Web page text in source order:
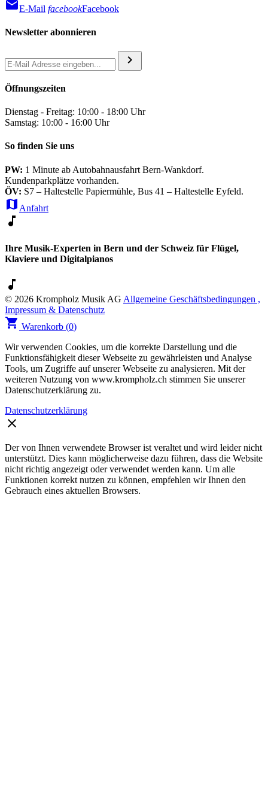
mailE-Mail facebookFacebook
Newsletter abonnieren
chevron_right
Öffnungszeiten
Dienstag - Freitag: 10:00 - 18:00 Uhr
Samstag: 10:00 - 16:00 Uhr
So finden Sie uns
PW: 1 Minute ab Autobahnausfahrt Bern-Wankdorf.
Kundenparkplätze vorhanden.
ÖV: S7 – Haltestelle Papiermühle, Bus 41 – Haltestelle Eyfeld.
map Anfahrt
music_note
Ihre Musik-Experten in Bern und der Schweiz für Flügel,
Klaviere und Digitalpianos
music_note
© 2026 Krompholz Musik AG Allgemeine Geschäftsbedingungen ,
Impressum & Datenschutz
shopping_cart Warenkorb (0)
Wir verwenden Cookies, um die korrekte Darstellung und die
Funktionsfähigkeit dieser Webseite zu gewährleisten und Analyse
Tools, um Zugriffe auf unserer Webseite zu analysieren. Mit der
weiteren Nutzung von www.krompholz.ch stimmen Sie unserer
Datenschutzerklärung zu.
Datenschutzerklärung
clear
Der von Ihnen verwendete Browser ist veraltet und wird leider nicht
unterstützt. Dies kann möglicherweise dazu führen, dass die Website
nicht richtig angezeigt oder verwendet werden kann. Um alle
Funktionen korrekt nutzen zu können, empfehlen wir Ihnen den
Gebrauch eines aktuellen Browsers.